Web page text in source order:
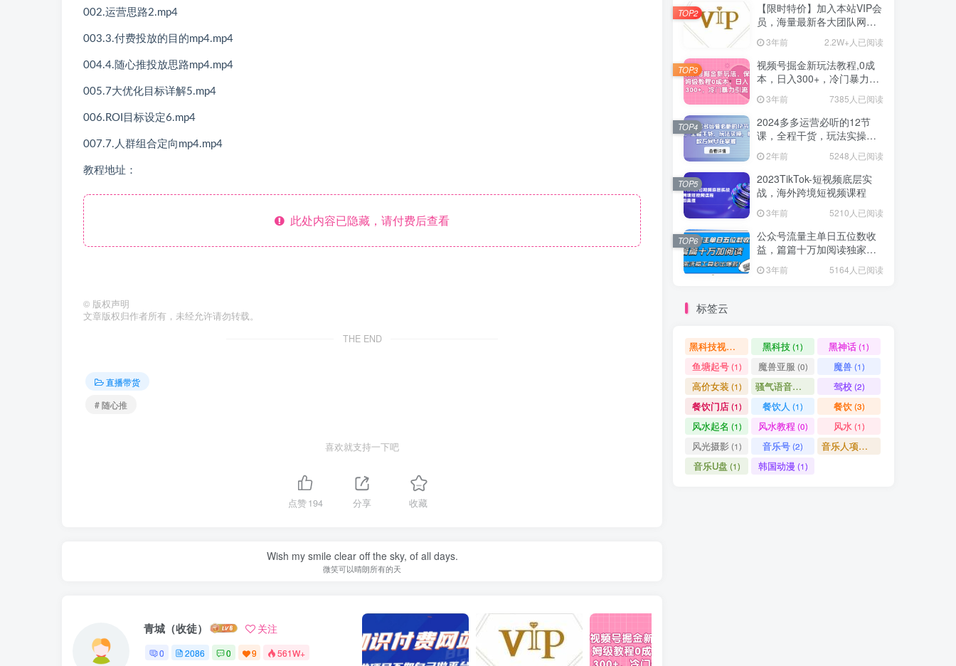
002.运营思路2.mp4
003.3.付费投放的目的mp4.mp4
004.4.随心推投放思路mp4.mp4
005.7大优化目标详解5.mp4
006.ROI目标设定6.mp4
007.7.人群组合定向mp4.mp4
教程地址：
此处内容已隐藏，请付费后查看
© 版权声明
文章版权归作者所有，未经允许请勿转载。
THE END
直播带货
# 随心推
喜欢就支持一下吧
点赞194 分享 收藏
Wish my smile clear off the sky, of all days.
微笑可以晴朗所有的天
青城（收徒） 关注
0 2086 0 9 561W+
【限时特价】加入本站VIP会
员，海量最新各大团队网赚
内部教程全免费，每天持续
更新！
3年前 2.2W+人已阅读
TOP2
视频号掘金新玩法教程,0成
本，日入300+，冷门暴力引
流 3年前 7385人已阅读
TOP3
2024多多运营必听的12节
课，全程干货，玩法实操，
爆款方案尽在掌握
2年前 5248人已阅读
TOP4
2023TikTok-短视频底层实
战，海外跨境短视频课程
3年前 5210人已阅读
TOP5
公众号流量主单日五位数收
益，篇篇十万加阅读独家洗
稿工具必出爆款！
3年前 5164人已阅读
TOP6
标签云
黑科技视频搬运 (1)黑科技(1) 黑神话(1)
鱼塘起号(1) 魔兽亚服 (0) 魔兽(1)
高价女装 (1) 骚气语音包 驾校(2)
餐饮门店(1) 餐饮人 (1) 餐饮(3)
风水起名 (1) 风水教程 (0) 风水 (1)
风光摄影 (1) 音乐号(2) 音乐人项目
音乐U盘 (1) 韩国动漫 (1)